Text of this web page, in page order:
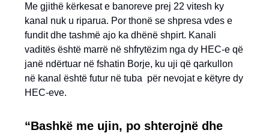
Me gjithë kërkesat e banoreve prej 22 vitesh ky
kanal nuk u riparua. Por thonë se shpresa vdes e
fundit dhe tashmë ajo ka dhënë shpirt. Kanali
vaditës është marrë në shfrytëzim nga dy HEC-e që
janë ndërtuar në fshatin Borje, ku uji që qarkullon
në kanal është futur në tuba për nevojat e këtyre dy
HEC-eve.
“Bashkë me ujin, po shterojnë dhe